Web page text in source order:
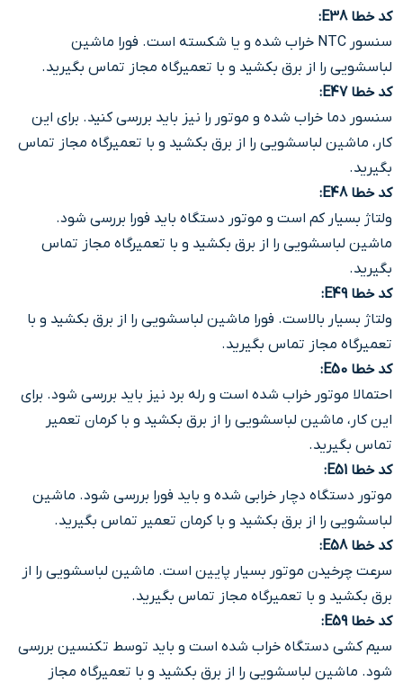
کد خطا E38
:
سنسور NTC خراب شده و یا شکسته است. فورا ماشین
لباسشویی را از برق بکشید و با تعمیرگاه مجاز تماس بگیرید.
کد خطا E47
:
سنسور دما خراب شده و موتور را نیز باید بررسی کنید. برای این
کار، ماشین لباسشویی را از برق بکشید و با تعمیرگاه مجاز تماس
بگیرید.
کد خطا E48
:
ولتاژ بسیار کم است و موتور دستگاه باید فورا بررسی شود.
ماشین لباسشویی را از برق بکشید و با تعمیرگاه مجاز تماس
بگیرید.
کد خطا E49
:
ولتاژ بسیار بالاست. فورا ماشین لباسشویی را از برق بکشید و با
تعمیرگاه مجاز تماس بگیرید.
کد خطا E50
:
احتمالا موتور خراب شده است و رله برد نیز باید بررسی شود. برای
این کار، ماشین لباسشویی را از برق بکشید و با کرمان تعمیر
تماس بگیرید.
کد خطا E51
:
موتور دستگاه دچار خرابی شده و باید فورا بررسی شود. ماشین
لباسشویی را از برق بکشید و با کرمان تعمیر تماس بگیرید.
کد خطا E58
:
سرعت چرخیدن موتور بسیار پایین است. ماشین لباسشویی را از
برق بکشید و با تعمیرگاه مجاز تماس بگیرید.
کد خطا E59
:
سیم کشی دستگاه خراب شده است و باید توسط تکنسین بررسی
شود. ماشین لباسشویی را از برق بکشید و با تعمیرگاه مجاز